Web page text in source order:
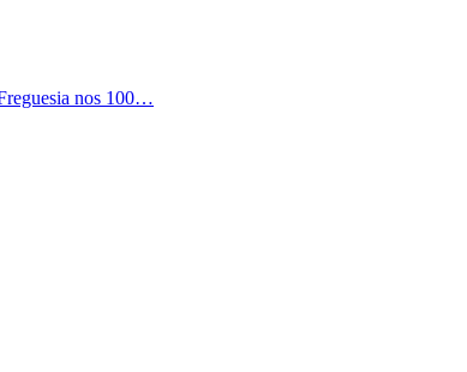
nos 100…